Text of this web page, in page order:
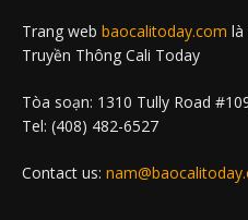
Trang web baocalitoday.com là
Truyền Thông Cali Today
Tòa soạn: 1310 Tully Road
Tel: (408) 482-6527
Contact us: